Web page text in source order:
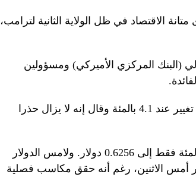
الاقتصاد في ظل الولاية الثانية لترامب،
(البنك المركزي الأميركي) ومسؤولين
وأبقى بنك الاحتياطي الأسترالي الثلاثاء أسعار الفائدة دون تغيير عند 4.1 بالمئة وقال إنه لا يزال حذرا
ولم يطرأ تغيير كبير على الدولار الأسترالي إذ ارتفع 0.1 بالمئة فقط إلى 0.6256 دولار. ولامس الدولار
أدنى مستوى في أربعة أسابيع عند 0.6219 دولار أمس الاثنين، رغم أنه حقق مكاسب فصلية